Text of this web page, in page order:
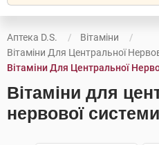
Аптека D.S.
Вітаміни
Вітаміни Для Центральної
Вітаміни Для Центральної
Вітаміни для
нервової